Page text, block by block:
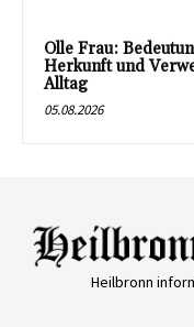
Olle Frau:
Herkunft und
Alltag
05.08.2026
Heilbronn